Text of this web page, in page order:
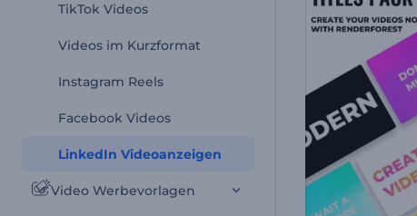
TikTok Videos
Videos im Kurzformat
Instagram Reels
Facebook Videos
LinkedIn Videoanzeigen
Video Werbevorlagen